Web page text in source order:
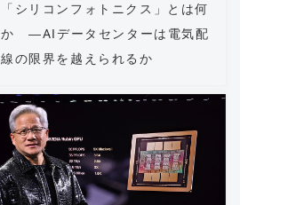
「シリコンフォトニクス」とは何
か ―AIデータセンターは電気配
線の限界を越えられるか